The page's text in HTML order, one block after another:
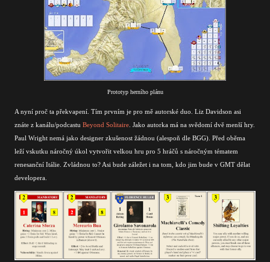
Prototyp herního plánu
A nyní proč ta překvapení. Tím prvním je pro mě autorské duo. Liz Davidson asi
znáte z kanálu/podcastu Beyond Solitaire . Jako autorka má na svědomí dvě menší hry.
Paul Wright nemá jako designer zkušenost žádnou (alespoň dle BGG). Před oběma
leží vskutku náročný úkol vytvořit velkou hru pro 5 hráčů s náročným tématem
renesanční Itálie. Zvládnou to? Asi bude záležet i na tom, kdo jim bude v GMT dělat
developera.